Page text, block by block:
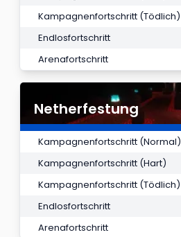
Kampagnenfortschritt (Tödlich)
Endlosfortschritt
Arenafortschritt
Netherfestung
Kampagnenfortschritt (Normal)
Kampagnenfortschritt (Hart)
Kampagnenfortschritt (Tödlich)
Endlosfortschritt
Arenafortschritt